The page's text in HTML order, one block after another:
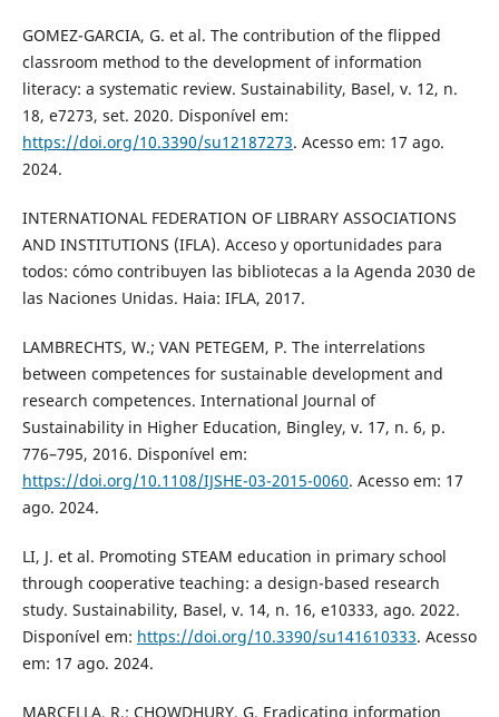
GOMEZ-GARCIA, G. et al. The contribution of the flipped
classroom method to the development of information
literacy: a systematic review. Sustainability, Basel, v. 12, n.
18, e7273, set. 2020. Disponível em:
https://doi.org/10.3390/su12187273. Acesso em: 17 ago.
2024.
INTERNATIONAL FEDERATION OF LIBRARY ASSOCIATIONS
AND INSTITUTIONS (IFLA). Acceso y oportunidades para
todos: cómo contribuyen las bibliotecas a la Agenda 2030 de
las Naciones Unidas. Haia: IFLA, 2017.
LAMBRECHTS, W.; VAN PETEGEM, P. The interrelations
between competences for sustainable development and
research competences. International Journal of
Sustainability in Higher Education, Bingley, v. 17, n. 6, p.
776–795, 2016. Disponível em:
https://doi.org/10.1108/IJSHE-03-2015-0060. Acesso em: 17
ago. 2024.
LI, J. et al. Promoting STEAM education in primary school
through cooperative teaching: a design-based research
study. Sustainability, Basel, v. 14, n. 16, e10333, ago. 2022.
Disponível em: https://doi.org/10.3390/su141610333. Acesso
em: 17 ago. 2024.
MARCELLA, R.; CHOWDHURY, G. Eradicating information